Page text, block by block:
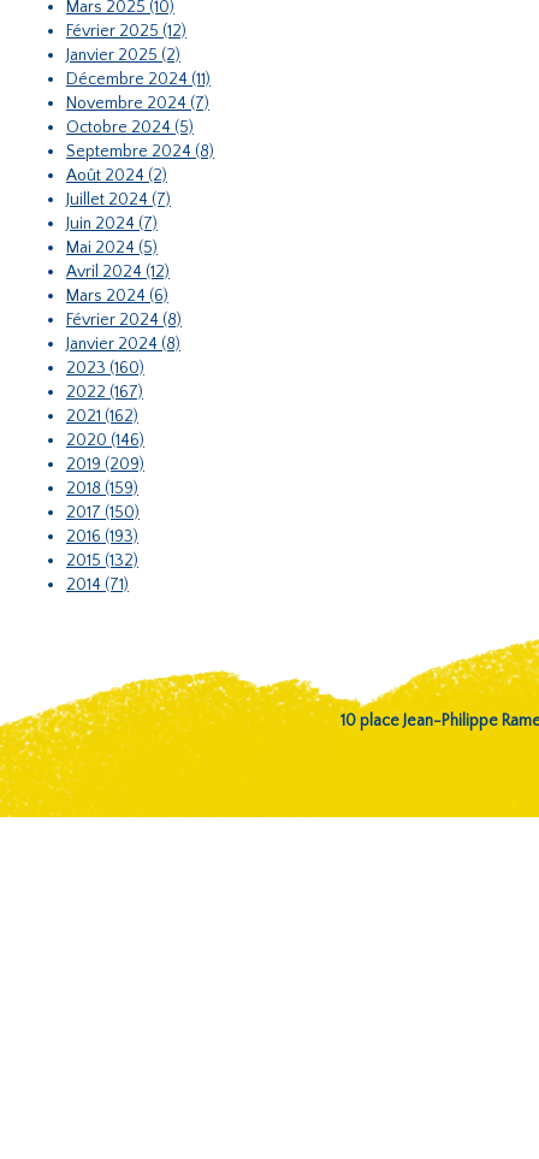
Mars 2025 (10)
Février 2025 (12)
Janvier 2025 (2)
Décembre 2024 (11)
Novembre 2024 (7)
Octobre 2024 (5)
Septembre 2024 (8)
Août 2024 (2)
Juillet 2024 (7)
Juin 2024 (7)
Mai 2024 (5)
Avril 2024 (12)
Mars 2024 (6)
Février 2024 (8)
Janvier 2024 (8)
2023 (160)
2022 (167)
2021 (162)
2020 (146)
2019 (209)
2018 (159)
2017 (150)
2016 (193)
2015 (132)
2014 (71)
10 place Jean-Philippe